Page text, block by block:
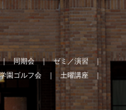
同期会
ゼミ／演習
学園ゴルフ会
土曜講座